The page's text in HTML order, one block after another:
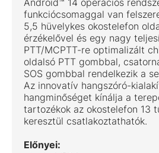
funkciócsomaggal van
5,5 hüvelykes okostelefon
érzékelővel és egy nagy
PTT/MCPTT-re optimalizált
oldalsó PTT gombbal,
SOS gombbal rendelkezik a
Az innovatív hangszóró-
hangminőséget kínálja a
tartozékok az okostelefon 13
keresztül csatlakoztathatók.
Előnyei: